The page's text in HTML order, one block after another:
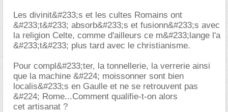
Les divinit&#233;s et les cultes Romains ont
&#233;t&#233; absorb&#233;s et fusionn&#233;s avec
la religion Celte, comme d'ailleurs ce m&#233;lange l'a
&#233;t&#233; plus tard avec le christianisme.
Pour compl&#233;ter, la tonnellerie, la verrerie ainsi
que la machine &#224; moissonner sont bien
localis&#233;s en Gaulle et ne se retrouvent pas
&#224; Rome...Comment qualifie-t-on alors
cet artisanat ?